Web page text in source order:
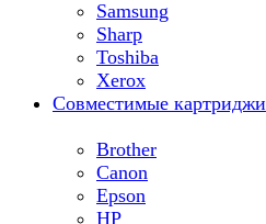
Samsung
Sharp
Toshiba
Xerox
Совместимые картриджи
Brother
Canon
Epson
HP